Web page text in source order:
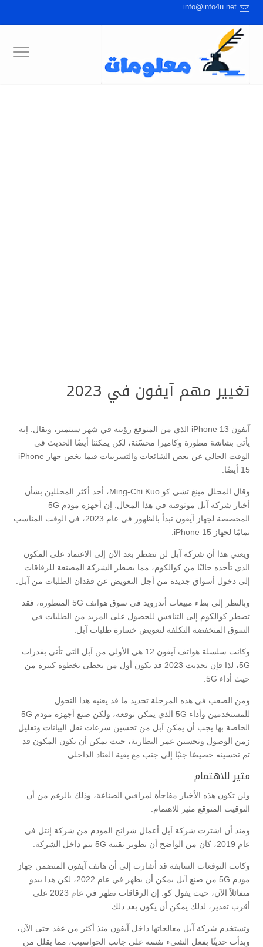
info@info4u.net
تغيير مهم آيفون في 2023
آيفون iPhone 13 الذي من المتوقع رؤيته في شهر سبتمبر، ويقال: إنه
يأتي بشاشة مطورة وكاميرا محسّنة، لكن يمكننا أيضًا الحديث في
الوقت الحالي عن بعض الشائعات والتسريبات فيما يخص جهاز iPhone
15 أيضًا.
وقال المحلل مينغ تشي كو Ming-Chi Kuo، أحد أكثر المحللين بشأن
أخبار شركة آبل موثوقية في هذا المجال: إن أجهزة مودم 5G
المخصصة لجهاز آيفون تبدأ بالظهور في عام 2023، في الوقت المناسب
تمامًا لجهاز iPhone 15.
ويعني هذا أن شركة آبل لن تضطر بعد الآن إلى الاعتماد على المكون
الذي تأخذه حاليًا من كوالكوم، مما يضطر الشركة المصنعة للرقاقات
إلى دخول أسواق جديدة من أجل التعويض عن فقدان الطلبات من آبل.
وبالنظر إلى بطء مبيعات أندرويد في سوق هواتف 5G المتطورة، فقد
تضطر كوالكوم إلى التنافس للحصول على المزيد من الطلبات في
السوق المنخفضة التكلفة لتعويض خسارة طلبات آبل.
وكانت سلسلة هواتف آيفون 12 هي الأولى من آبل التي تأتي بقدرات
5G، لذا فإن تحديث 2023 قد يكون أول من يحظى بخطوة كبيرة من
حيث أداء 5G.
ومن الصعب في هذه المرحلة تحديد ما قد يعنيه هذا التحول
للمستخدمين وأداء 5G الذي يمكن توقعه، ولكن صنع أجهزة مودم 5G
الخاصة بها يجب أن يمكن آبل من تحسين سرعات نقل البيانات وتقليل
زمن الوصول وتحسين عمر البطارية، حيث يمكن أن يكون المكون قد
تم تحسينه خصيصًا جنبًا إلى جنب مع بقية العتاد الداخلي.
مثير للاهتمام
ولن تكون هذه الأخبار مفاجأة لمراقبي الصناعة، وذلك بالرغم من أن
التوقيت المتوقع مثير للاهتمام.
ومنذ أن اشترت شركة آبل أعمال شرائح المودم من شركة إنتل في
عام 2019، كان من الواضح أن تطوير تقنية 5G يتم داخل الشركة.
وكانت التوقعات السابقة قد أشارت إلى أن هاتف آيفون المتضمن جهاز
مودم 5G من صنع آبل يمكن أن يظهر في عام 2022، لكن هذا يبدو
متفائلاً الآن، حيث يقول كو: إن الرقاقات تظهر في عام 2023 على
أقرب تقدير، لذلك يمكن أن يكون بعد ذلك.
وتستخدم شركة آبل معالجاتها داخل آيفون منذ أكثر من عقد حتى الآن،
وبدأت حديثًا بفعل الشيء نفسه على جانب الحواسيب، مما يقلل من